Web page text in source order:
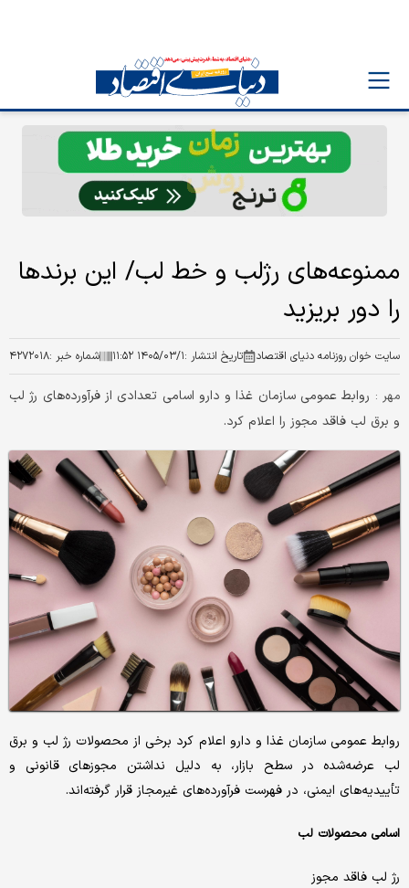
ممنوعه‌های رژلب و خط لب/ این برندها
را دور بریزید
سایت خوان روزنامه دنیای اقتصاد تاریخ انتشار :۱۴۰۵/۰۳/۱ ۱۱:۵۲ شماره خبر :۴۲۷۲۰۱۸
مهر : روابط عمومی سازمان غذا و دارو اسامی تعدادی از فرآورده‌های رژ لب
و برق لب فاقد مجوز را اعلام کرد.
روابط عمومی سازمان غذا و دارو اعلام کرد برخی از محصولات رژ لب و برق
لب عرضه‌شده در سطح بازار، به دلیل نداشتن مجوزهای قانونی و
تأییدیه‌های ایمنی، در فهرست فرآورده‌های غیرمجاز قرار گرفته‌اند.
اسامی محصولات لب
رژ لب فاقد مجوز